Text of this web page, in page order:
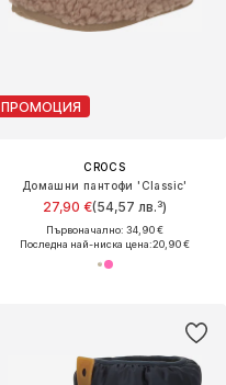
ПРОМОЦИЯ
CROCS
Домашни пантофи 'Classic'
27,90 €(54,57 лв.³)
Първоначално: 34,90 €
Последна най-ниска цена:20,90 €